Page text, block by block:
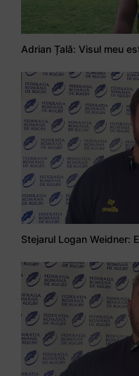
Adrian Țală: Visul meu